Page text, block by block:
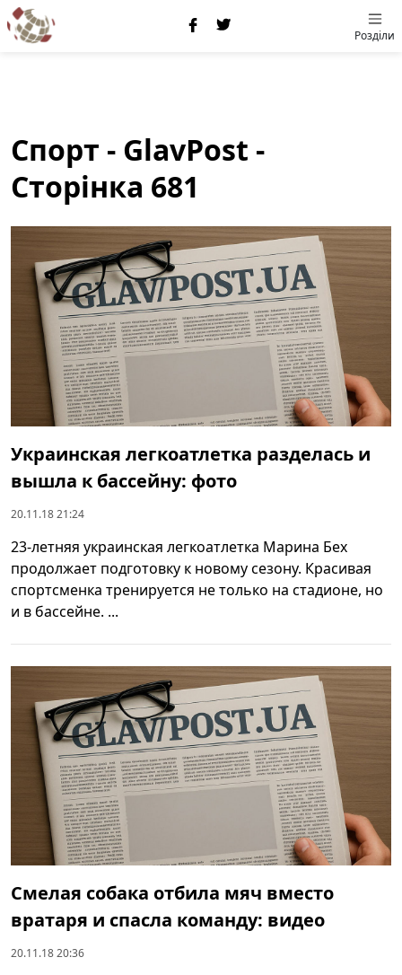
Розділи
Спорт - GlavPost -
Сторінка 681
Украинская легкоатлетка разделась и
вышла к бассейну: фото
20.11.18 21:24
23-летняя украинская легкоатлетка Марина Бех
продолжает подготовку к новому сезону. Красивая
спортсменка тренируется не только на стадионе, но
и в бассейне. ...
Смелая собака отбила мяч вместо
вратаря и спасла команду: видео
20.11.18 20:36